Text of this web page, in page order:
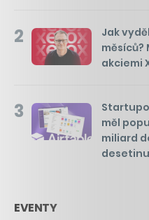
2
Jak
měsíců?
akciemi
3
měl
miliard
desetinu
EVENTY